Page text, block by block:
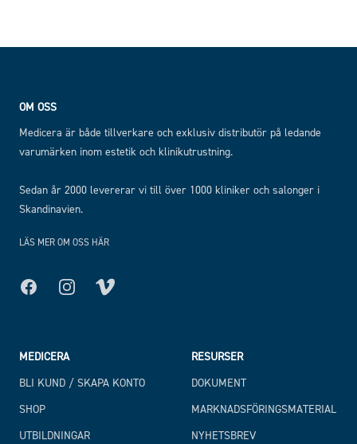
OM OSS
Medicera är både tillverkare och exklusiv distributör på ledande
varumärken inom estetik och klinikutrustning.
Sedan år 2000 levererar vi till över 1000 kliniker och salonger i
Skandinavien.
LÄS MER OM OSS HÄR
FacebookInstagram
MEDICERA
BLI KUND / SKAPA KONTO
SHOP
UTBILDNINGAR
RESURSER
DOKUMENT
MARKNADSFÖRINGSMATERIAL
NYHETSBREV